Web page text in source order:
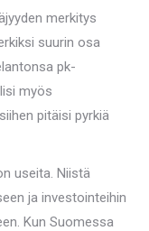
merkitys
suurin osa
pk-
myös
pitäisi pyrkiä
useita. Niistä
ja investointeihin
Kun Suomessa